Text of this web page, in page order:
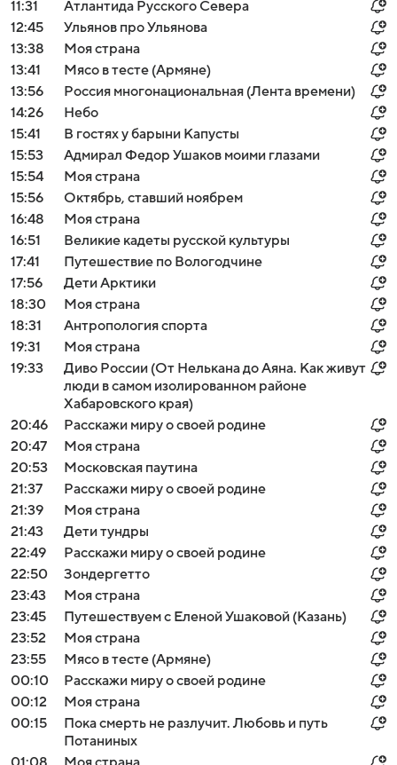
11:31
Атлантида Русского Севера
12:45
Ульянов про Ульянова
13:38
Моя страна
13:41
Мясо в тесте (Армяне)
13:56
Россия многонациональная (Лента времени)
14:26
Небо
15:41
В гостях у барыни Капусты
15:53
Адмирал Федор Ушаков моими глазами
15:54
Моя страна
15:56
Октябрь, ставший ноябрем
16:48
Моя страна
16:51
Великие кадеты русской культуры
17:41
Путешествие по Вологодчине
17:56
Дети Арктики
18:30
Моя страна
18:31
Антропология спорта
19:31
Моя страна
19:33
Диво России (От Нелькана до Аяна. Как живут
люди в самом изолированном районе
Хабаровского края)
20:46
Расскажи миру о своей родине
20:47
Моя страна
20:53
Московская паутина
21:37
Расскажи миру о своей родине
21:39
Моя страна
21:43
Дети тундры
22:49
Расскажи миру о своей родине
22:50
Зондергетто
23:43
Моя страна
23:45
Путешествуем с Еленой Ушаковой (Казань)
23:52
Моя страна
23:55
Мясо в тесте (Армяне)
00:10
Расскажи миру о своей родине
00:12
Моя страна
00:15
Пока смерть не разлучит. Любовь и путь
Потаниных